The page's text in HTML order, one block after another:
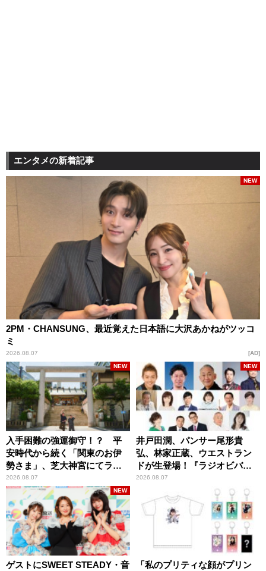
エンタメの新着記事
2PM・CHANSUNG、最近覚えた日本語に大沢あかねがツッコ
ミ
2026.08.07
NEW
AD
入手困難の強運御守！？ 平
安時代から続く「関東のお伊
勢さま」、芝大神宮にてラン
パンプスが合格祈願！
2026.08.07
NEW
井戸田潤、パンサー尾形貴
弘、林家正蔵、ウエストラン
ドが生登場！『ラジオビバリ
ー昼ズ』
2026.08.07
NEW
ゲストにSWEET STEADY・音
NEW
「私のプリティな顔がプリン